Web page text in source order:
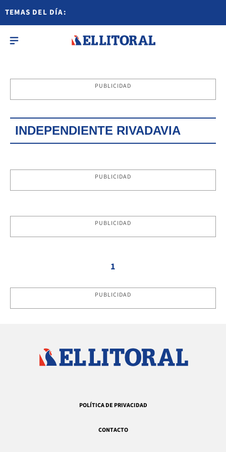
TEMAS DEL DÍA:
PUBLICIDAD
INDEPENDIENTE RIVADAVIA
PUBLICIDAD
PUBLICIDAD
1
PUBLICIDAD
POLÍTICA DE PRIVACIDAD
CONTACTO